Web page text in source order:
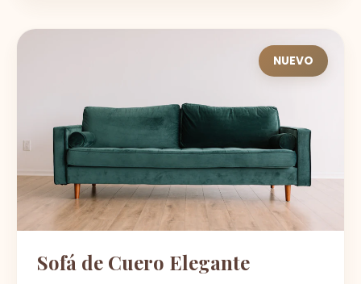
NUEVO
Sofá de Cuero Elegante